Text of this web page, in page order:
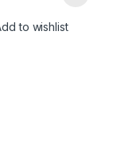
to wishlist